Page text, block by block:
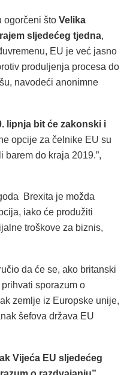
ogorčeni što Velika
sljedećeg tjedna,
EU je već jasno
produljenja procesa do
navodeći anonimne
lipnja bit će zakonski i
opcije za čelnike EU su
do kraja 2019.”,
Brexita je možda
iako će produžiti
troškove za biznis,
da će se, ako britanski
sporazum o
zemlje iz Europske unije,
šefova država EU
Vijeća EU sljedećeg